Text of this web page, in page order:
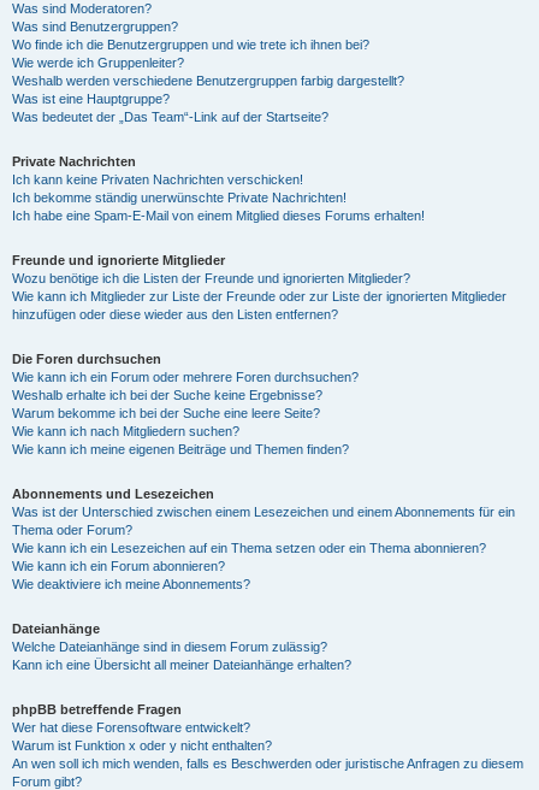
Was sind Moderatoren?
Was sind Benutzergruppen?
Wo finde ich die Benutzergruppen und wie trete ich ihnen bei?
Wie werde ich Gruppenleiter?
Weshalb werden verschiedene Benutzergruppen farbig dargestellt?
Was ist eine Hauptgruppe?
Was bedeutet der „Das Team“-Link auf der Startseite?
Private Nachrichten
Ich kann keine Privaten Nachrichten verschicken!
Ich bekomme ständig unerwünschte Private Nachrichten!
Ich habe eine Spam-E-Mail von einem Mitglied dieses Forums erhalten!
Freunde und ignorierte Mitglieder
Wozu benötige ich die Listen der Freunde und ignorierten Mitglieder?
Wie kann ich Mitglieder zur Liste der Freunde oder zur Liste der ignorierten Mitglieder
hinzufügen oder diese wieder aus den Listen entfernen?
Die Foren durchsuchen
Wie kann ich ein Forum oder mehrere Foren durchsuchen?
Weshalb erhalte ich bei der Suche keine Ergebnisse?
Warum bekomme ich bei der Suche eine leere Seite?
Wie kann ich nach Mitgliedern suchen?
Wie kann ich meine eigenen Beiträge und Themen finden?
Abonnements und Lesezeichen
Was ist der Unterschied zwischen einem Lesezeichen und einem Abonnements für ein
Thema oder Forum?
Wie kann ich ein Lesezeichen auf ein Thema setzen oder ein Thema abonnieren?
Wie kann ich ein Forum abonnieren?
Wie deaktiviere ich meine Abonnements?
Dateianhänge
Welche Dateianhänge sind in diesem Forum zulässig?
Kann ich eine Übersicht all meiner Dateianhänge erhalten?
phpBB betreffende Fragen
Wer hat diese Forensoftware entwickelt?
Warum ist Funktion x oder y nicht enthalten?
An wen soll ich mich wenden, falls es Beschwerden oder juristische Anfragen zu diesem
Forum gibt?